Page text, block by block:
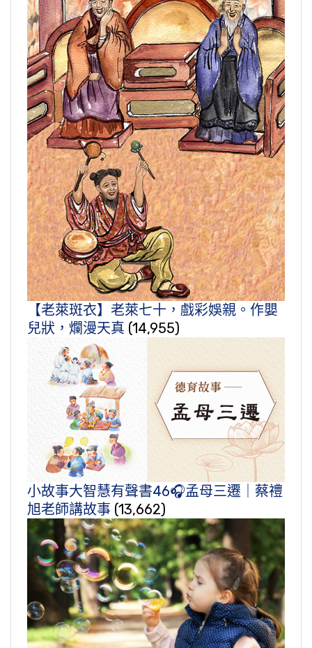
【老萊斑衣】老萊七十，戲彩娛親。作嬰
兒狀，爛漫天真 (14,955)
小故事大智慧有聲書46🎧孟母三遷｜蔡禮
旭老師講故事 (13,662)